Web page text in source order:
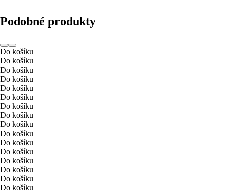
Podobné produkty
Do košíku
Do košíku
Do košíku
Do košíku
Do košíku
Do košíku
Do košíku
Do košíku
Do košíku
Do košíku
Do košíku
Do košíku
Do košíku
Do košíku
Do košíku
Do košíku